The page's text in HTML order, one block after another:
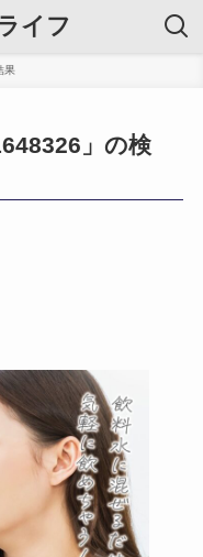
イフ
果
」の検